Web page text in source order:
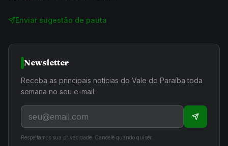
Enviar sugestão de pauta
Newsletter
Receba as principais notícias do Vale do Paraíba toda
semana no seu e-mail.
Respeitamos sua privacidade. Cancele quando quiser.